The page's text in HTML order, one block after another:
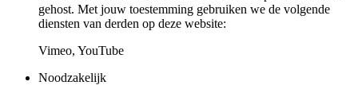
gehost. Met jouw toestemming gebruiken we de volgende
diensten van derden op deze website:
Vimeo, YouTube
Noodzakelijk